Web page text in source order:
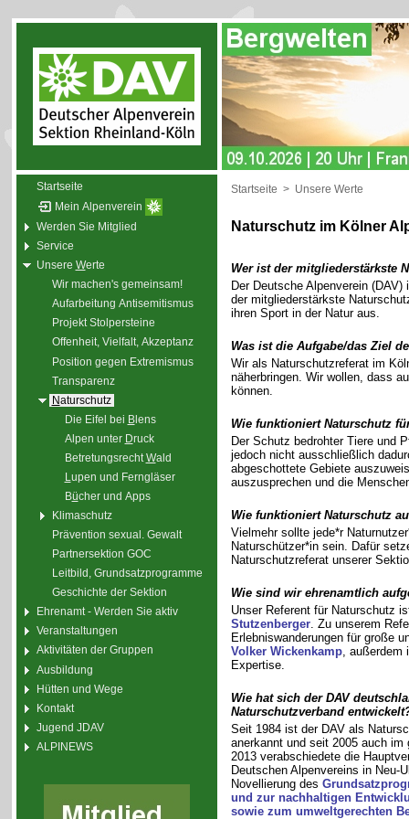
Startseite
Mein Alpenverein
Werden Sie Mitglied
Service
Unsere Werte
Wir machen's gemeinsam!
Aufarbeitung Antisemitismus
Projekt Stolpersteine
Offenheit, Vielfalt, Akzeptanz
Position gegen Extremismus
Transparenz
Naturschutz
Die Eifel bei Blens
Alpen unter Druck
BetretungsrechtWald
Lupen und Ferngläser
Bücher und Apps
Klimaschutz
Prävention sexual. Gewalt
Partnersektion GOC
Leitbild, Grundsatzprogramme
Geschichte der Sektion
Ehrenamt - Werden Sie aktiv
Veranstaltungen
Aktivitäten der Gruppen
Ausbildung
Hütten und Wege
Kontakt
Jugend JDAV
ALPINEWS
Startseite > Unsere Werte
Naturschutz im Kölner
Wer ist der mitgliederstärkste
Der Deutsche Alpenverein
der mitgliederstärkste
ihren Sport in der Natur aus.
Was ist die Aufgabe/das Ziel
Wir als Naturschutzreferat im
näherbringen. Wir wollen, dass
können.
Wie funktioniert Naturschutz
Der Schutz bedrohter Tiere und
jedoch nicht ausschließlich
abgeschottete Gebiete
auszusprechen und die
Wie funktioniert Naturschutz
Vielmehr sollte jede*r
Naturschützer*in sein. Dafür
Naturschutzreferat unserer
Wie sind wir ehrenamtlich
Unser Referent für Naturschutz
Stutzenberger. Zu unserem
Erlebniswanderungen für große
Volker Wickenkamp, außerdem
Expertise.
Wie hat sich der DAV
Naturschutzverband
Seit 1984 ist der DAV als
anerkannt und seit 2005 auch im
2013 verabschiedete die
Deutschen Alpenvereins in Neu-
Novellierung des
und zur nachhaltigen
sowie zum umweltgerechten